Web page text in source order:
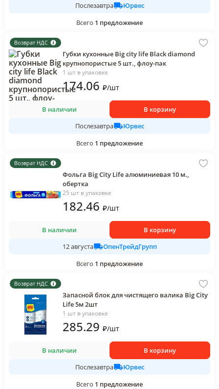
Послезавтра
Юрвес
Всего 1 предложение
Возврат НДС
Губки кухонные Big city life Black diamond
крупнопористые 5 шт., флоу-пак
1 шт в упаковке
174.06 ₽/шт
В наличии
В корзину
Послезавтра
Юрвес
Всего 1 предложение
Возврат НДС
Фольга Big City Life алюминиевая 10 м.,
обертка
25 шт в упаковке
182.46 ₽/шт
В наличии
В корзину
12 августа
ОпенТрейдГрупп
Всего 1 предложение
Возврат НДС
Запасной блок для чистящего валика Big City
Life 5м 2шт
1 шт в упаковке
285.29 ₽/шт
В наличии
В корзину
Послезавтра
Юрвес
Всего 1 предложение